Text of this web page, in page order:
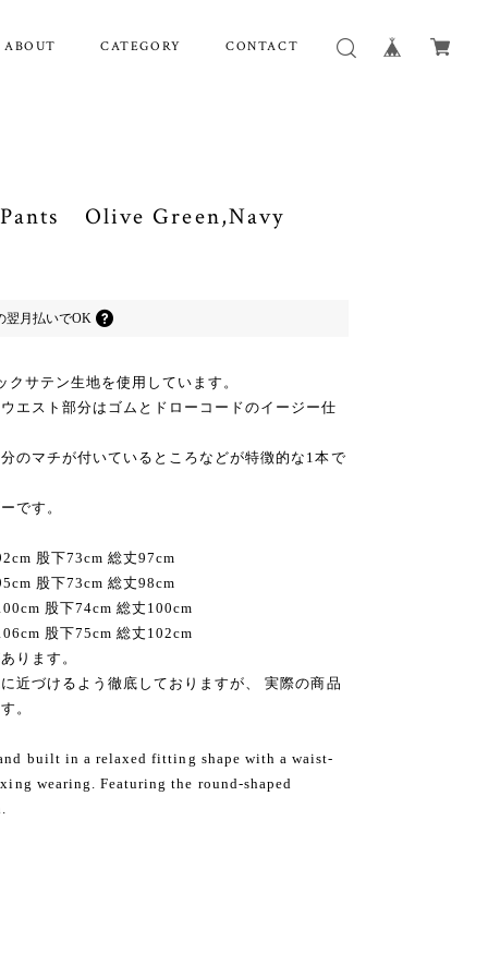
ABOUT CATEGORY CONTACT
Olive Green,Navy
翌月払いでOK
サテン生地を使用しています。
エスト部分はゴムとドローコードのイージー仕
のマチが付いているところなどが特徴的な1本で
です。
股下73cm 総丈97cm
股下73cm 総丈98cm
股下74cm 総丈100cm
股下75cm 総丈102cm
ります。
近づけるよう徹底しておりますが、 実際の商品
。
built in a relaxed fitting shape with a waist-
wearing. Featuring the round-shaped